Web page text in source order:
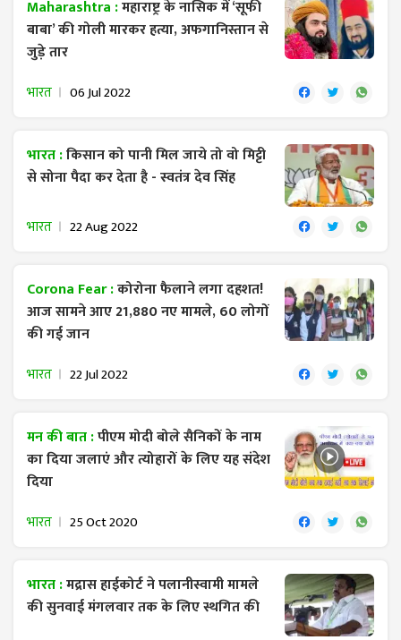
Maharashtra :महाराष्ट्र के नासिक में ‘सूफी
बाबा’ की गोली मारकर हत्या, अफगानिस्तान से
जुड़े तार
भारत 06 Jul 2022
भारत :किसान को पानी मिल जाये तो वो मिट्टी
से सोना पैदा कर देता है - स्वतंत्र देव सिंह
भारत 22 Aug 2022
Corona Fear :कोरोना फैलाने लगा दहशत!
आज सामने आए 21,880 नए मामले, 60 लोगों
की गई जान
भारत 22 Jul 2022
मन की बात :पीएम मोदी बोले सैनिकों के नाम
का दिया जलाएं और त्योहारों के लिए यह संदेश
दिया
भारत 25 Oct 2020
भारत :मद्रास हाईकोर्ट ने पलानीस्वामी मामले
की सुनवाई मंगलवार तक के लिए स्थगित की